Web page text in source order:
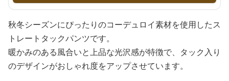
秋冬シーズンにぴったりのコーデュロイ素材を使用したス
トレートタックパンツです。
暖かみのある風合いと上品な光沢感が特徴で、タック入り
のデザインがおしゃれ度をアップさせています。